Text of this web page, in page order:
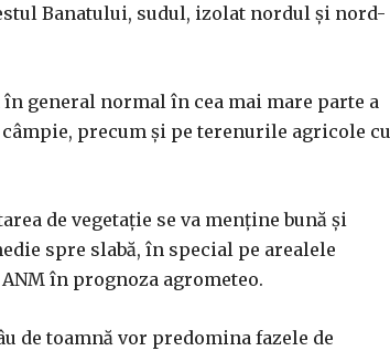
Banatului, sudul, izolat nordul şi nord-
general normal în cea mai mare parte a
precum şi pe terenurile agricole cu
de vegetaţie se va menţine bună şi
spre slabă, în special pe arealele
în prognoza agrometeo.
de toamnă vor predomina fazele de